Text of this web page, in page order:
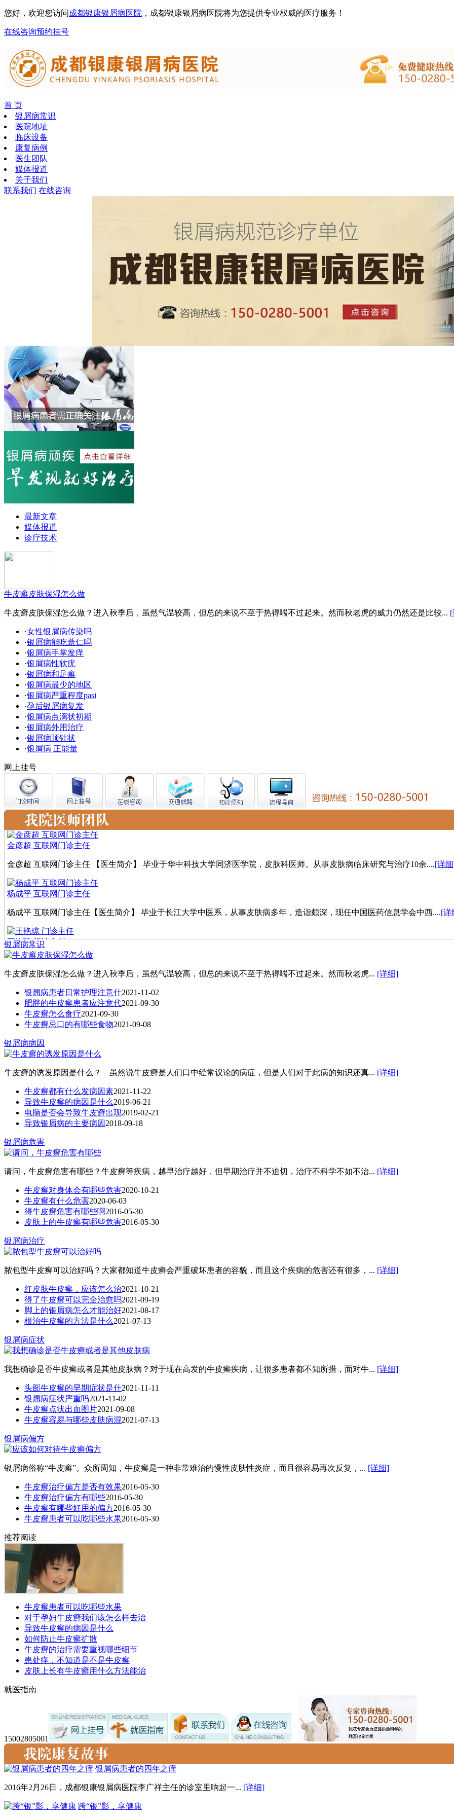
您好，欢迎您访问 成都银康银屑病医院 ，成都银康银屑病医院将为您提供专业权威的医疗服务！
在线咨询预约挂号
首 页
银屑病常识
医院地址
临床设备
康复病例
医生团队
媒体报道
关于我们
联系我们 在线咨询
最新文章
媒体报道
诊疗技术
牛皮癣皮肤保湿怎么做
牛皮癣皮肤保湿怎么做？进入秋季后，虽然气温较高，但总的来说不至于热得喘不过起来。然而秋老虎的威力仍然还是比较... [
·女性银屑病传染吗
·银屑病能吃薏仁吗
·银屑病手掌发痒
·银屑病性软疣
·银屑病和足癣
·银屑病最少的地区
·银屑病严重程度pasi
·孕后银屑病复发
·银屑病点滴状初期
·银屑病外用治疗
·银屑病顶针状
·银屑病 正能量
网上挂号
金彦超 互联网门诊主任
金彦超 互联网门诊主任 【医生简介】 毕业于华中科技大学同济医学院，皮肤科医师。从事皮肤病临床研究与治疗10余....[详
杨成平 互联网门诊主任
杨成平 互联网门诊主任【医生简介】 毕业于长江大学中医系，从事皮肤病多年，造诣颇深，现任中国医药信息学会中西....[详
王艳琼 门诊主任
王艳琼 门诊主任 专家介绍：毕业于川北医学院临床医学系专业，从医近30年，从事皮肤病性病临床工作20年，曾先后....
银屑病常识
牛皮癣皮肤保湿怎么做？进入秋季后，虽然气温较高，但总的来说不至于热得喘不过起来。然而秋老虎... [详细]
银翘病患者日常护理注意什2021-11-02
肥胖的牛皮癣患者应注意代2021-09-30
牛皮癣怎么食疗2021-09-30
牛皮癣忌口的有哪些食物2021-09-08
银屑病病因
牛皮癣的诱发原因是什么？ 虽然说牛皮癣是人们口中经常议论的病症，但是人们对于此病的知识还真... [详细]
牛皮癣都有什么发病因素2021-11-22
导致牛皮癣的病因是什么2019-06-21
电脑是否会导致牛皮癣出现2019-02-21
导致银屑病的主要病因 2018-09-18
银屑病危害
请问，牛皮癣危害有哪些？牛皮癣等疾病，越早治疗越好，但早期治疗并不迫切，治疗不科学不如不治... [详细]
牛皮癣对身体会有哪些危害2020-10-21
牛皮癣有什么危害2020-06-03
得牛皮癣危害有哪些啊2016-05-30
皮肤上的牛皮癣有哪些危害2016-05-30
银屑病治疗
脓包型牛皮癣可以治好吗？大家都知道牛皮癣会严重破坏患者的容貌，而且这个疾病的危害还有很多，... [详细]
红皮肤牛皮癣，应该怎么治2021-10-21
得了牛皮癣可以完全治愈吗2021-09-19
脚上的银屑病怎么才能治好2021-08-17
根治牛皮癣的方法是什么2021-07-13
银屑病症状
我想确诊是否牛皮癣或者是其他皮肤病？对于现在高发的牛皮癣疾病，让很多患者都不知所措，面对牛... [详细]
头部牛皮癣的早期症状是什2021-11-11
银翘病症状严重吗2021-11-02
牛皮癣点状出血图片2021-09-08
牛皮癣容易与哪些皮肤病混2021-07-13
银屑病偏方
银屑病俗称“牛皮癣”。众所周知，牛皮癣是一种非常难治的慢性皮肤性炎症，而且很容易再次反复，... [详细]
牛皮癣治疗偏方是否有效果2016-05-30
牛皮癣治疗偏方有哪些2016-05-30
牛皮癣有哪些好用的偏方2016-05-30
牛皮癣患者可以吃哪些水果2016-05-30
推荐阅读
牛皮癣患者可以吃哪些水果
对于孕妇牛皮癣我们该怎么样去治
导致牛皮癣的病因是什么
如何防止牛皮癣扩散
牛皮癣的治疗需要重视哪些细节
患处痒，不知道是不是牛皮癣
皮肤上长有牛皮癣用什么方法能治
就医指南
15002805001
银屑病患者的四年之痒
2016年2月26日，成都银康银屑病医院李广祥主任的诊室里响起一... [详细]
跨“银”影，享健康